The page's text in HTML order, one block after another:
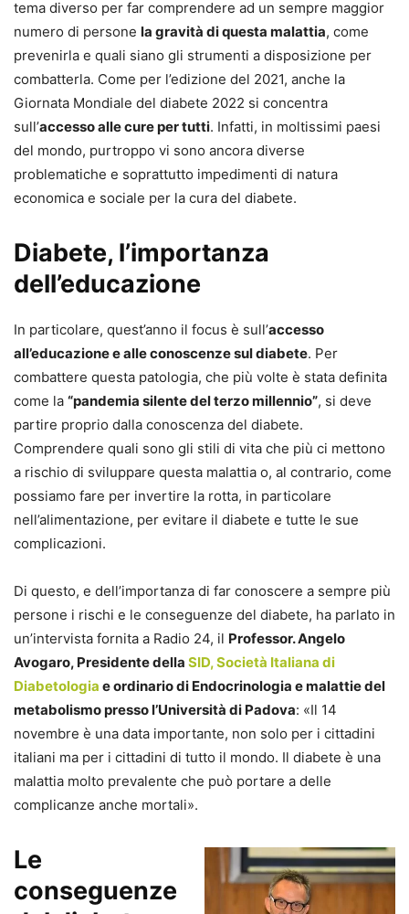
tema diverso per far comprendere ad un sempre maggior
numero di persone la gravità di questa malattia, come
prevenirla e quali siano gli strumenti a disposizione per
combatterla. Come per l’edizione del 2021, anche la
Giornata Mondiale del diabete 2022 si concentra
sull’accesso alle cure per tutti. Infatti, in moltissimi paesi
del mondo, purtroppo vi sono ancora diverse
problematiche e soprattutto impedimenti di natura
economica e sociale per la cura del diabete.
Diabete, l’importanza
dell’educazione
In particolare, quest’anno il focus è sull’accesso
all’educazione e alle conoscenze sul diabete. Per
combattere questa patologia, che più volte è stata definita
come la “pandemia silente del terzo millennio”, si deve
partire proprio dalla conoscenza del diabete.
Comprendere quali sono gli stili di vita che più ci mettono
a rischio di sviluppare questa malattia o, al contrario, come
possiamo fare per invertire la rotta, in particolare
nell’alimentazione, per evitare il diabete e tutte le sue
complicazioni.
Di questo, e dell’importanza di far conoscere a sempre più
persone i rischi e le conseguenze del diabete, ha parlato in
un’intervista fornita a Radio 24, il Professor. Angelo
Avogaro, Presidente della SID, Società Italiana di
Diabetologia e ordinario di Endocrinologia e malattie del
metabolismo presso l’Università di Padova: «Il 14
novembre è una data importante, non solo per i cittadini
italiani ma per i cittadini di tutto il mondo. Il diabete è una
malattia molto prevalente che può portare a delle
complicanze anche mortali».
Le
conseguenze